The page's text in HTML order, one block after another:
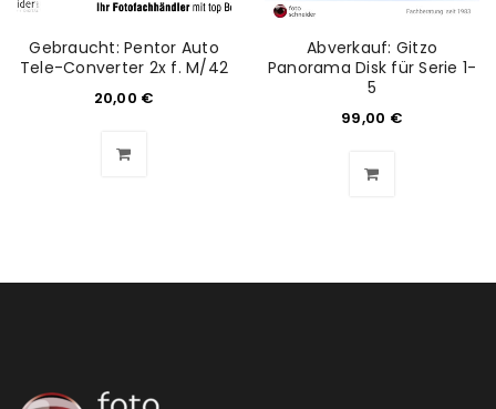
Gebraucht: Pentor Auto
Tele-Converter 2x f. M/42
20,00 €
Abverkauf: Gitzo
Panorama Disk für Serie 1-
5
99,00 €